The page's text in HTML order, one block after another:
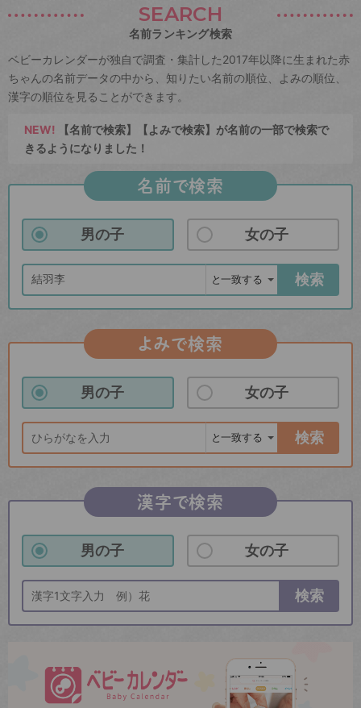
SEARCH
名前ランキング検索
ベビーカレンダーが独自で調査・集計した2017年以降に生まれた赤
ちゃんの名前データの中から、知りたい名前の順位、よみの順位、
漢字の順位を見ることができます。
NEW! 【名前で検索】【よみで検索】が名前の一部で検索で
きるようになりました！
名前で検索
男の子 女の子
検索
よみで検索
男の子 女の子
検索
漢字で検索
男の子 女の子
検索